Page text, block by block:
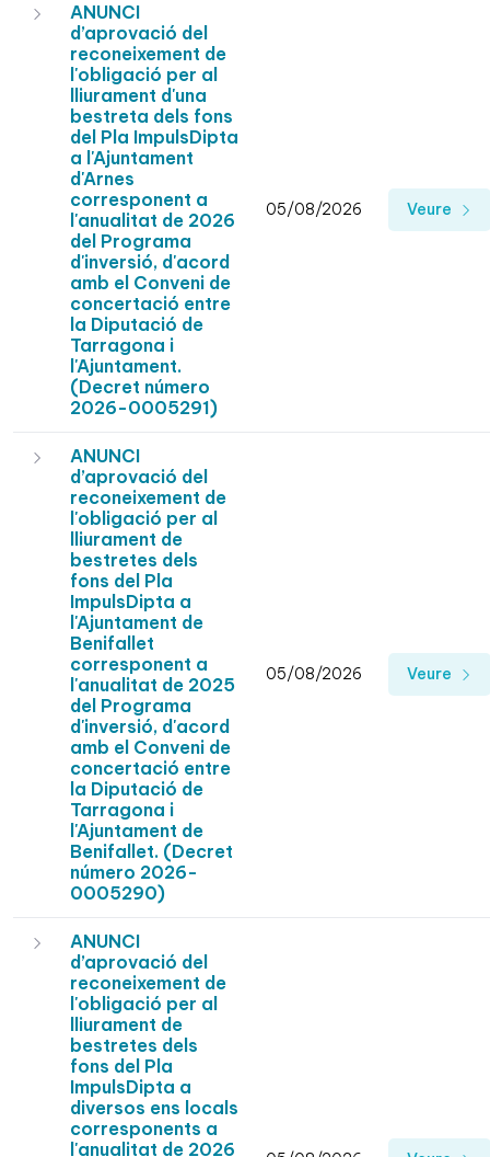
ANUNCI
d’aprovació del
reconeixement de
l'obligació per al
lliurament d'una
bestreta dels fons
del Pla ImpulsDipta
a l'Ajuntament
d'Arnes
corresponent a
l'anualitat de 2026
del Programa
d'inversió, d'acord
amb el Conveni de
concertació entre
la Diputació de
Tarragona i
l'Ajuntament.
(Decret número
2026-0005291)
05/08/2026 Veure
ANUNCI
d’aprovació del
reconeixement de
l'obligació per al
lliurament de
bestretes dels
fons del Pla
ImpulsDipta a
l'Ajuntament de
Benifallet
corresponent a
l'anualitat de 2025
del Programa
d'inversió, d'acord
amb el Conveni de
concertació entre
la Diputació de
Tarragona i
l'Ajuntament de
Benifallet. (Decret
número 2026-
0005290)
05/08/2026 Veure
ANUNCI
d’aprovació del
reconeixement de
l'obligació per al
lliurament de
bestretes dels
fons del Pla
ImpulsDipta a
diversos ens locals
corresponents a
l'anualitat de 2026